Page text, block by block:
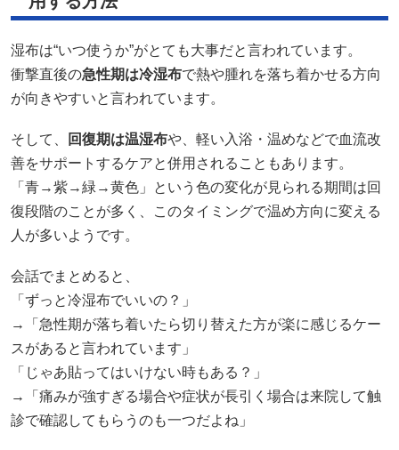
湿布は“いつ使うか”がとても大事だと言われています。
衝撃直後の急性期は冷湿布で熱や腫れを落ち着かせる方向
が向きやすいと言われています。
そして、 回復期は温湿布や、軽い入浴・温めなどで血流改
善をサポートするケアと併用されることもあります。
「青→紫→緑→黄色」という色の変化が見られる期間は回
復段階のことが多く、このタイミングで温め方向に変える
人が多いようです。
会話でまとめると、
「ずっと冷湿布でいいの？」
→「急性期が落ち着いたら切り替えた方が楽に感じるケー
スがあると言われています」
「じゃあ貼ってはいけない時もある？」
→「痛みが強すぎる場合や症状が長引く場合は来院して触
診で確認してもらうのも一つだよね」